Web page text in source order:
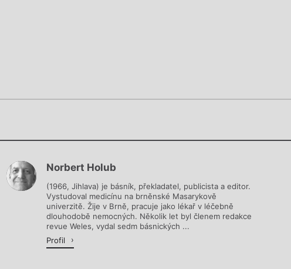
Načítá se.
Chviličku.
Norbert Holub
(1966, Jihlava) je básník, překladatel, publicista a editor.
Vystudoval medicínu na brněnské Masarykově
univerzitě. Žije v Brně, pracuje jako lékař v léčebně
dlouhodobě nemocných. Několik let byl členem redakce
revue Weles, vydal sedm básnických ...
Profil